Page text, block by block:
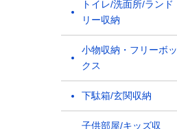
トイレ/洗面所/ランド
リー収納
小物収納・フリーボッ
クス
下駄箱/玄関収納
子供部屋/キッズ収